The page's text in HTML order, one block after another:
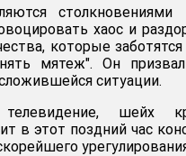
хаос и
которые
мятеж". Он
ситуации.
шейх
в этот поздний час